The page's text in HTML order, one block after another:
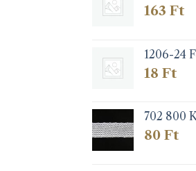
163 Ft
1206-24
18 Ft
702 800
80 Ft